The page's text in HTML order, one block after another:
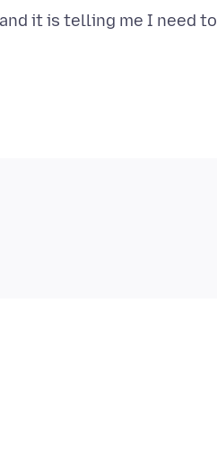
it is telling me I need to